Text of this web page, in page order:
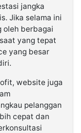
jangka
Jika selama ini
oleh berbagai
yang tepat
yang besar
website juga
pelanggan
cepat dan